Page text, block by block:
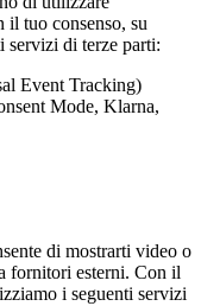
il tuo consenso, su
servizi di terze parti:
Event Tracking)
Mode, Klarna,
di mostrarti video o
fornitori esterni. Con il
i seguenti servizi